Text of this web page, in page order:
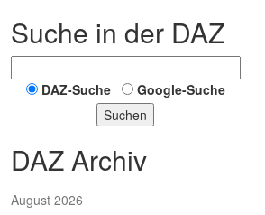
Suche in der DAZ
DAZ-Suche
Google-Suche
Suchen
DAZ Archiv
August 2026